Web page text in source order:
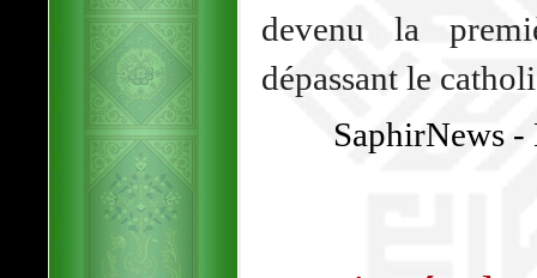
devenu la
dépassant le
SaphirNews